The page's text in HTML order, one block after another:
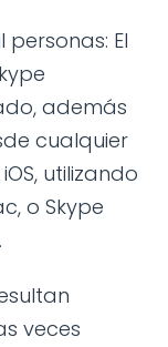
personas: El
además
cualquier
utilizando
o Skype
veces